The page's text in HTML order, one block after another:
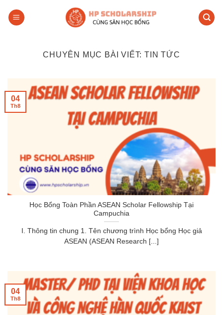
CHUYÊN MỤC BÀI VIẾT:TIN TỨC
Học Bổng Toàn Phần ASEAN Scholar Fellowship Tại
Campuchia
I. Thông tin chung 1. Tên chương trình Học bổng Học giả
ASEAN (ASEAN Research [...]
04
Th8
04
Th8